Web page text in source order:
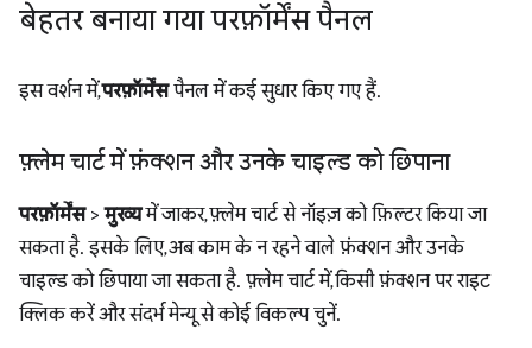
बेहतर बनाया गया परफ़ॉर्मेंस पैनल
इस वर्शन में,परफ़ॉर्मेंसपैनल में कई सुधार किए गए हैं.
फ़्लेम चार्ट में फ़ंक्शन और उनके चाइल्ड को छिपाना
परफ़ॉर्मेंस>मुख्यमें जाकर, फ़्लेम चार्ट से नॉइज़ को फ़िल्टर किया जा
सकता है. इसके लिए, अब काम के न रहने वाले फ़ंक्शन और उनके
चाइल्ड को छिपाया जा सकता है. फ़्लेम चार्ट में, किसी फ़ंक्शन पर राइट
क्लिक करें और संदर्भ मेन्यू से कोई विकल्प चुनें.